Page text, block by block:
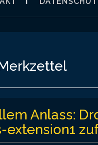
Anlass:
extension1